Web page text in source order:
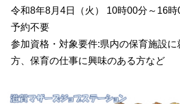
令和8年8月4日（火） 10時00分～16時
予約不要
参加資格・対象要件:県内の保育施設に
方、保育の仕事に興味のある方など